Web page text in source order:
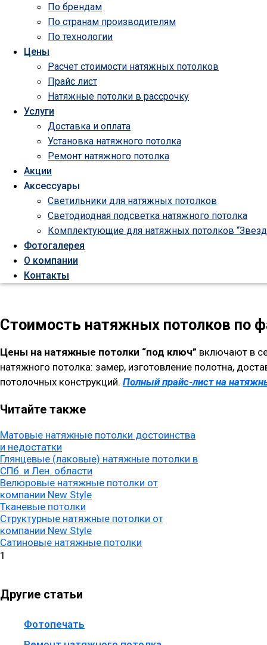
По брендам
По странам производителям
По технологии
Цены
Расчет стоимости натяжных потолков
Прайс лист
Натяжные потолки в рассрочку
Услуги
Доставка и оплата
Установка натяжного потолка
Ремонт натяжного потолка
Акции
Аксессуары
Светильники для натяжных потолков
Светодиодная подсветка натяжного потолка
Комплектующие для натяжных потолков
Фотогалерея
О компании
Контакты
Стоимость натяжных потолков по
Цены на натяжные потолки “под ключ” включают в
натяжного потолка: замер, изготовление полотна,
потолочных конструкций. Полный прайс-лист на
Читайте также
Матовые натяжные потолки достоинства
и недостатки
Глянцевые (лаковые) натяжные потолки в
СПб. и Лен. области
Велюровые натяжные потолки от
компании New Style
Тканевые потолки
Структурные натяжные потолки от
компании New Style
Сатиновые натяжные потолки
Другие статьи
Фотопечать